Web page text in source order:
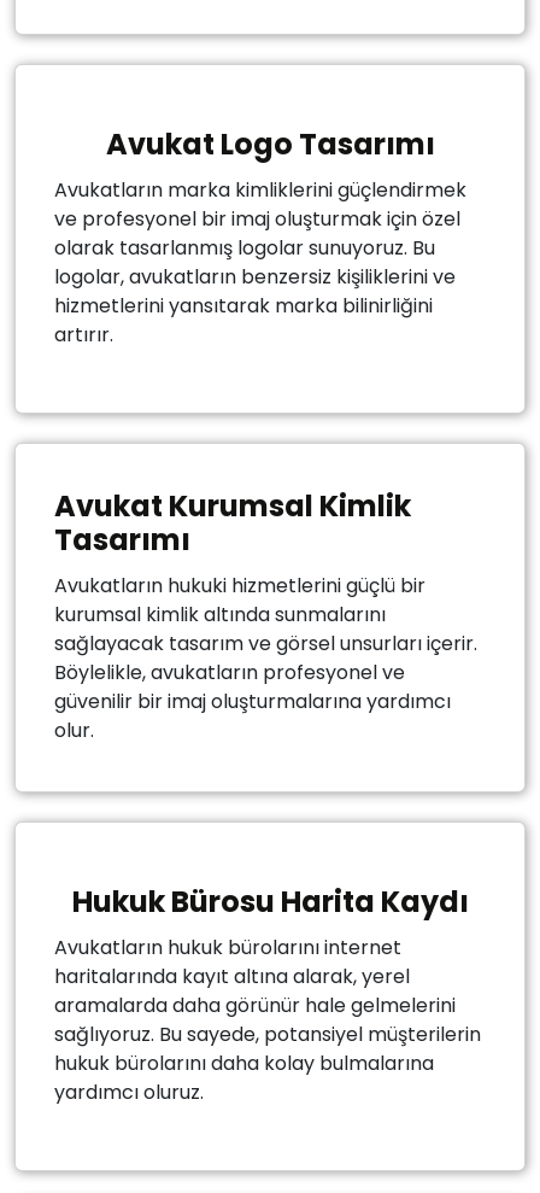
Avukat Logo Tasarımı
Avukatların marka kimliklerini güçlendirmek
ve profesyonel bir imaj oluşturmak için özel
olarak tasarlanmış logolar sunuyoruz. Bu
logolar, avukatların benzersiz kişiliklerini ve
hizmetlerini yansıtarak marka bilinirliğini
artırır.
Avukat Kurumsal Kimlik
Tasarımı
Avukatların hukuki hizmetlerini güçlü bir
kurumsal kimlik altında sunmalarını
sağlayacak tasarım ve görsel unsurları içerir.
Böylelikle, avukatların profesyonel ve
güvenilir bir imaj oluşturmalarına yardımcı
olur.
Hukuk Bürosu Harita Kaydı
Avukatların hukuk bürolarını internet
haritalarında kayıt altına alarak, yerel
aramalarda daha görünür hale gelmelerini
sağlıyoruz. Bu sayede, potansiyel müşterilerin
hukuk bürolarını daha kolay bulmalarına
yardımcı oluruz.